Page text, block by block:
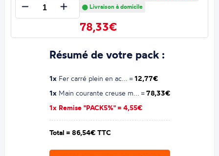
Livraison à domicile
78,33€
Résumé de votre pack :
1xFer carré plein en ac... =12,77€
1xMain courante creuse m... =78,33€
1x Remise "PACK5%" = 4,55€
Total = 86,54€ TTC